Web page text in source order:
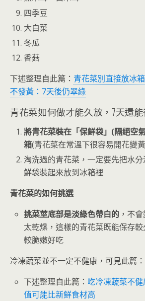
四季豆
大白菜
冬瓜
香菇
下述整理自此篇： 青花菜別直接放冰
不發黃：7天後仍翠綠
青花菜如何做才能久放，7天還
將青花菜裝在「保鮮袋」(隔絕空
箱(青花菜在常溫下很容易開花變
淘洗過的青花菜，一定要先把水
鮮袋裝起來放到冰箱裡
青花菜的如何挑選
挑菜莖底部是淡綠色帶白的 ，不
太乾燥，這樣的青花菜既能保存
較脆嫩好吃
冷凍蔬菜並不一定不健康，可見此篇：
下述整理自此篇： 吃冷凍蔬菜不
值可能比新鮮食材高